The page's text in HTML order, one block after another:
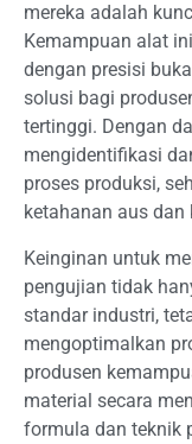
mereka adalah
Kemampuan alat
dengan presisi
solusi bagi
tertinggi. Dengan
mengidentifikasi
proses produksi,
ketahanan aus dan
Keinginan untuk
pengujian tidak
standar industri,
mengoptimalkan
produsen
material secara
formula dan teknik